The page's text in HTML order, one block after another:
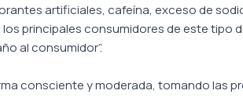
artificiales, cafeína, exceso de
principales consumidores de este tipo
al consumidor”.
consciente y moderada, tomando las